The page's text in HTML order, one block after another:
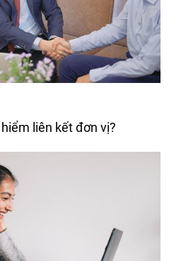
liên kết đơn vị?